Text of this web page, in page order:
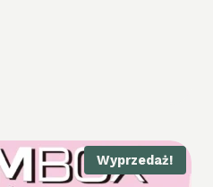
Wyprzedaż!